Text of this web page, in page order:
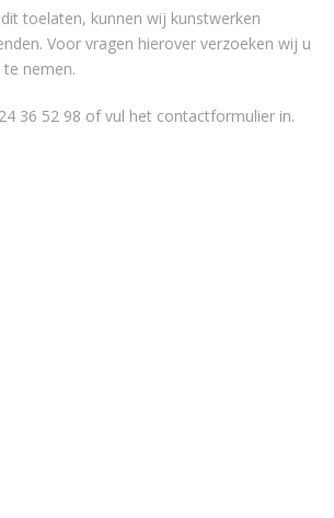
toelaten, kunnen wij kunstwerken
Voor vragen hierover verzoeken wij u
nemen.
36 52 98 of vul het contactformulier in.